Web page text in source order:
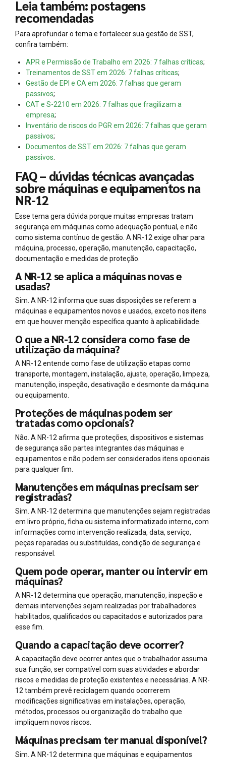
Leia também: postagens
recomendadas
Para aprofundar o tema e fortalecer sua gestão de SST,
confira também:
APR e Permissão de Trabalho em 2026: 7 falhas críticas;
Treinamentos de SST em 2026: 7 falhas críticas;
Gestão de EPI e CA em 2026: 7 falhas que geram
passivos;
CAT e S-2210 em 2026: 7 falhas que fragilizam a
empresa;
Inventário de riscos do PGR em 2026: 7 falhas que geram
passivos;
Documentos de SST em 2026: 7 falhas que geram
passivos
FAQ – dúvidas técnicas avançadas
sobre máquinas e equipamentos na
NR-12
Esse tema gera dúvida porque muitas empresas tratam
segurança em máquinas como adequação pontual, e não
como sistema contínuo de gestão. A NR-12 exige olhar para
máquina, processo, operação, manutenção, capacitação,
documentação e medidas de proteção.
A NR-12 se aplica a máquinas novas e
usadas?
Sim. A NR-12 informa que suas disposições se referem a
máquinas e equipamentos novos e usados, exceto nos itens
em que houver menção específica quanto à aplicabilidade.
O que a NR-12 considera como fase de
utilização da máquina?
A NR-12 entende como fase de utilização etapas como
transporte, montagem, instalação, ajuste, operação, limpeza,
manutenção, inspeção, desativação e desmonte da máquina
ou equipamento.
Proteções de máquinas podem ser
tratadas como opcionais?
Não. A NR-12 afirma que proteções, dispositivos e sistemas
de segurança são partes integrantes das máquinas e
equipamentos e não podem ser considerados itens opcionais
para qualquer fim.
Manutenções em máquinas precisam ser
registradas?
Sim. A NR-12 determina que manutenções sejam registradas
em livro próprio, ficha ou sistema informatizado interno, com
informações como intervenção realizada, data, serviço,
peças reparadas ou substituídas, condição de segurança e
responsável.
Quem pode operar, manter ou intervir em
máquinas?
A NR-12 determina que operação, manutenção, inspeção e
demais intervenções sejam realizadas por trabalhadores
habilitados, qualificados ou capacitados e autorizados para
esse fim.
Quando a capacitação deve ocorrer?
A capacitação deve ocorrer antes que o trabalhador assuma
sua função, ser compatível com suas atividades e abordar
riscos e medidas de proteção existentes e necessárias. A NR-
12 também prevê reciclagem quando ocorrerem
modificações significativas em instalações, operação,
métodos, processos ou organização do trabalho que
impliquem novos riscos.
Máquinas precisam ter manual disponível?
Sim. A NR-12 determina que máquinas e equipamentos